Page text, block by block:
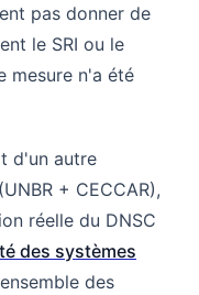
pas donner de
le SRI ou le
mesure n'a été
d'un autre
+ CECCAR),
réelle du DNSC
des systèmes
des